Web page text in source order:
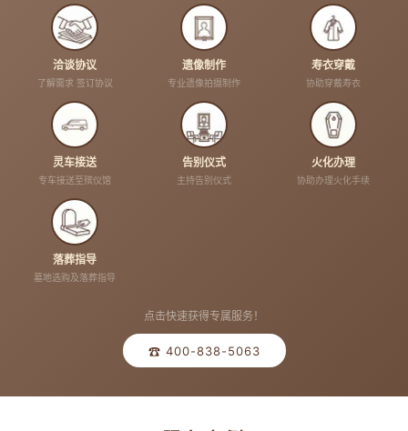
洽谈协议
了解需求 签订协议
遗像制作
专业遗像拍摄制作
寿衣穿戴
协助穿戴寿衣
灵车接送
专车接送至殡仪馆
告别仪式
主持告别仪式
火化办理
协助办理火化手续
落葬指导
墓地选购及落葬指导
点击快速获得专属服务！
☎ 400-838-5063